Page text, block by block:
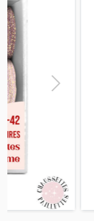
Previous